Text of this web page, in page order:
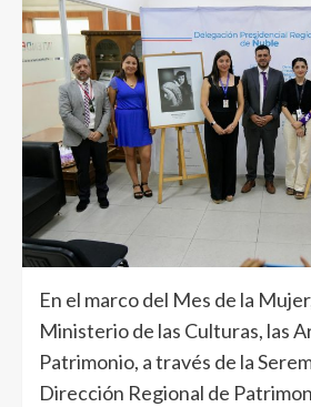
En el marco del Mes de la
Ministerio de las Culturas, las
Patrimonio, a través de la
Dirección Regional de